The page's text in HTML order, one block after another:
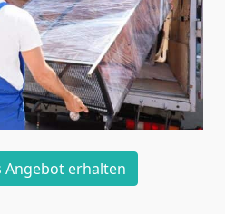
Angebot erhalten